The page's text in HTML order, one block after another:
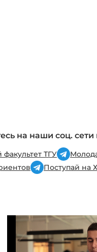
на наши соц.
ТГУ
Поступай на